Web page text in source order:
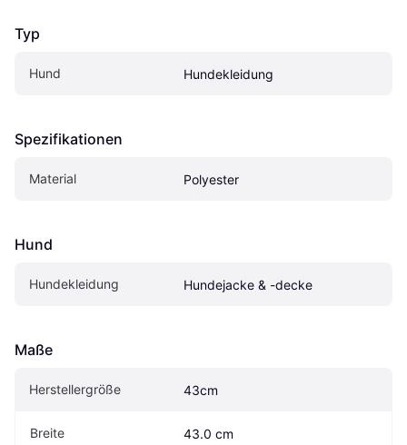
Typ
Hund Hundekleidung
Spezifikationen
Material Polyester
Hund
Hundekleidung Hundejacke & -decke
Maße
Herstellergröße 43cm
Breite 43.0 cm